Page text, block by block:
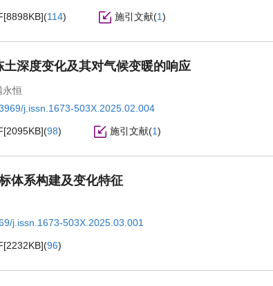
8898KB](114) 施引文献(1)
深度变化及其对气候变暖的响应
永恒
j.issn.1673-503X.2025.02.004
2095KB](98) 施引文献(1)
体系构建及变化特征
j.issn.1673-503X.2025.03.001
2232KB](96)